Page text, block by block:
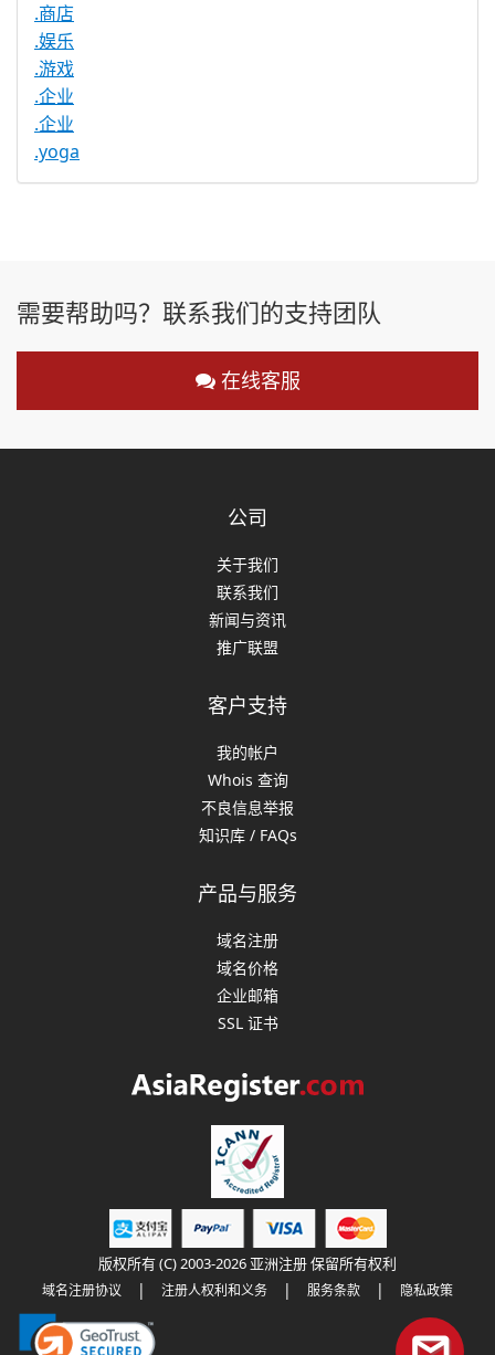
.商店
.娱乐
.游戏
.企业
.企业
.yoga
需要帮助吗？联系我们的支持团队
在线客服
公司
关于我们
联系我们
新闻与资讯
推广联盟
客户支持
我的帐户
Whois 查询
不良信息举报
知识库 / FAQs
产品与服务
域名注册
域名价格
企业邮箱
SSL 证书
版权所有 (C) 2003-2026 亚洲注册 保留所有权利
域名注册协议 | 注册人权利和义务 | 服务条款 | 隐私政策